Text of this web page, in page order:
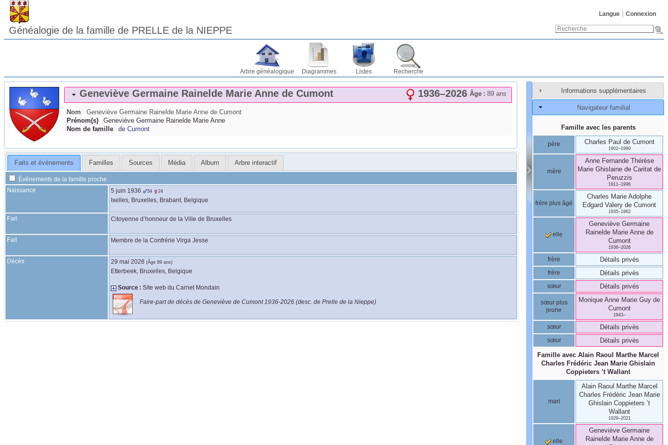
Langue Connexion
Généalogie de la famille de PRELLE de la NIEPPE
Arbre généalogique Diagrammes Listes Recherche
Geneviève Germaine Rainelde Marie Anne de Cumont Âge : 89 ans
1936–2026
Nom Geneviève Germaine Rainelde Marie Anne de Cumont
Prénom(s)
Geneviève Germaine Rainelde Marie Anne
Nom de famille
de Cumont
Faits et événements Familles Sources Média Album Arbre interactif
Événements de la famille proche
Naissance
5 juin 1936 34 24
Ixelles, Bruxelles, Brabant, Belgique
Fait Citoyenne d’honneur de la Ville de Bruxelles
Fait Membre de la Confrérie Virga Jesse
Décès 29 mai 2026 (Âge 89 ans)
Etterbeek, Bruxelles, Belgique
Source : Site web du Carnet Mondain
Faire-part de décès de Geneviève de Cumont 1936-2026 (desc. de Prelle de la Nieppe)
Informations supplémentaires
Navigateur familial
Famille avec les parents
père Charles Paul de Cumont
1902–1990
mère
Anne Fernande Thérèse
Marie Ghislaine de Caritat de
Peruzzis
1911–1996
frère plus âgé
Charles Marie Adolphe
Edgard Valery de Cumont
1935–1962
elle
Geneviève Germaine
Rainelde Marie Anne de
Cumont
1936–2026
frère Détails privés
frère Détails privés
sœur Détails privés
sœur plus
jeune
Monique Anne Marie Guy de
Cumont
1943–
sœur Détails privés
sœur
Détails privés
Famille avec Alain Raoul Marthe Marcel
Charles Frédéric Jean Marie Ghislain
Coppieters ’t Wallant
mari
Alain Raoul Marthe Marcel
Charles Frédéric Jean Marie
Ghislain Coppieters ’t
Wallant
1929–2021
elle
Geneviève Germaine
Rainelde Marie Anne de